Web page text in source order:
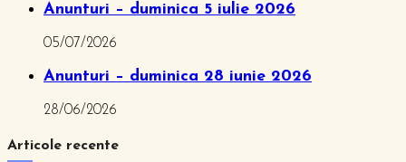
Anunturi – duminica 5 iulie 2026
05/07/2026
Anunturi – duminica 28 iunie 2026
28/06/2026
Articole recente